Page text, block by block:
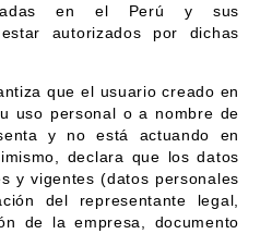
en el Perú y sus
autorizados por dichas
que el usuario creado en
uso personal o a nombre de
y no está actuando en
declara que los datos
y vigentes (datos personales
del representante legal,
de la empresa, documento